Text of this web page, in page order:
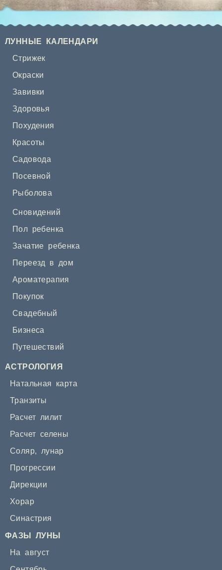
ЛУННЫЕ КАЛЕНДАРИ
Стрижек
Окраски
Завивки
Здоровья
Похудения
Красоты
Садовода
Посевной
Рыболова
Сновидений
Пол ребенка
Зачатие ребенка
Переезд в дом
Ароматерапия
Покупок
Свадебный
Бизнеса
Путешествий
АСТРОЛОГИЯ
Натальная карта
Транзиты
Расчет лилит
Расчет селены
Соляр, лунар
Прогрессии
Дирекции
Хорар
Синастрия
ФАЗЫ ЛУНЫ
На август